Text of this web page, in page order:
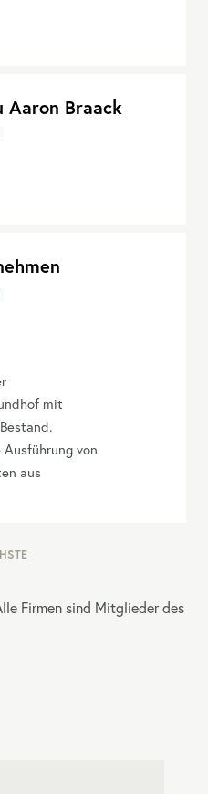
Aaron Braack
mit
von
aus
Firmen sind Mitglieder des